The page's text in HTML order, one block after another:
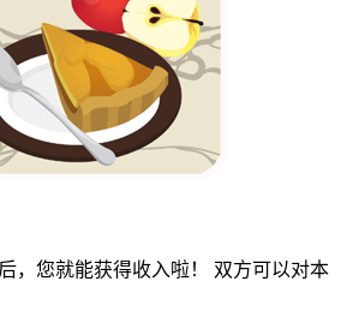
您就能获得收入啦！ 双方可以对本